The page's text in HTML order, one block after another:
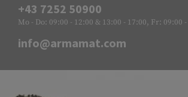
+43 7252 50900
Mo - Do: 09:00 - 12:00 & 13:00 - 17:00, Fr: 09:00
info@armamat.com